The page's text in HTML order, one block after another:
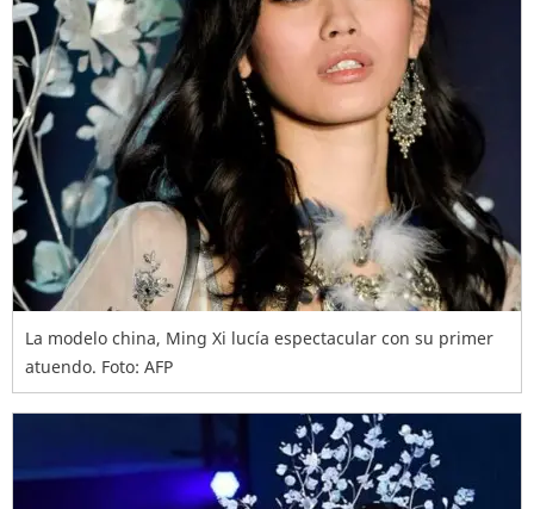
La modelo china, Ming Xi lucía espectacular con su primer
atuendo. Foto: AFP